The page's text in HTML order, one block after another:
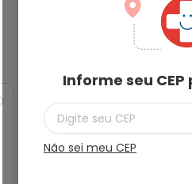
Informe seu
Não sei meu CEP